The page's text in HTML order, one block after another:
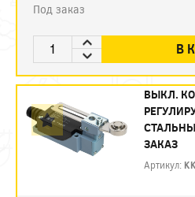
Под заказ
В
ВЫКЛ.
ЗАКАЗ
Артикул: